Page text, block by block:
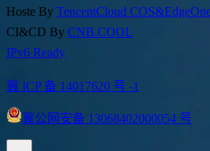
Hoste By TencentCloud
CI&CD By CNB.COOL
IPv6 Ready
冀 ICP 备 14017620 号 -1
冀公网安备 13068402000054 号